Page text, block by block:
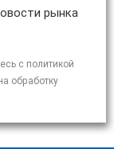
рынка
с политикой
обработку